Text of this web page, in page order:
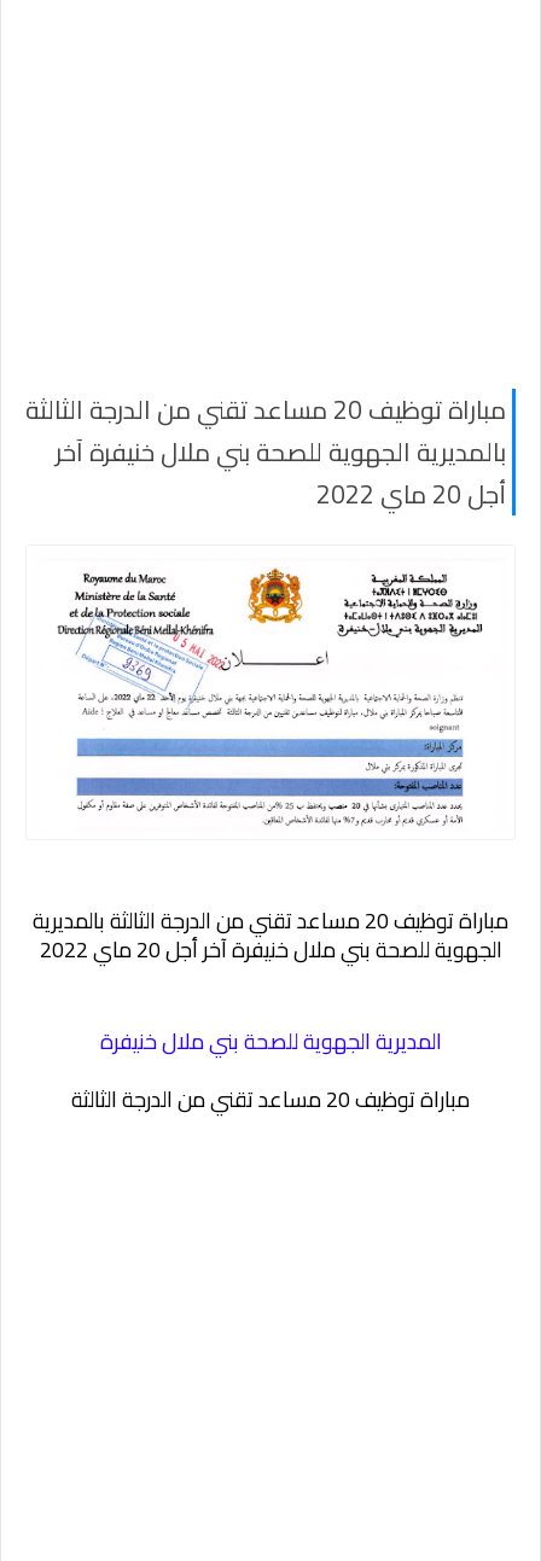
مباراة توظيف 20 مساعد تقني من الدرجة الثالثة
بالمديرية الجهوية للصحة بني ملال خنيفرة آخر
أجل 20 ماي 2022
مباراة توظيف 20 مساعد تقني من الدرجة الثالثة بالمديرية
الجهوية للصحة بني ملال خنيفرة آخر أجل 20 ماي 2022
المديرية الجهوية للصحة بني ملال خنيفرة
مباراة توظيف 20 مساعد تقني من الدرجة الثالثة